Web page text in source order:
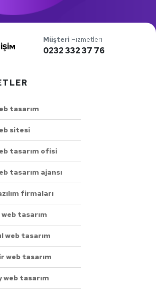
Müşteri Hizmetleri
0232 332 37 76
tasarım
sitesi
tasarım ofisi
tasarım ajansı
firmaları
tasarım
web tasarım
web tasarım
web tasarım